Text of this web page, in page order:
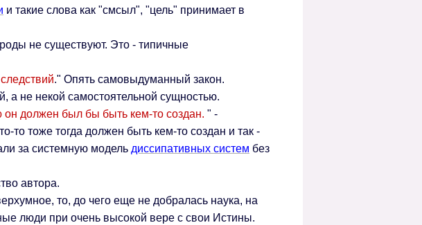
и такие слова как "смсыл", "цель" принимает в
не существуют. Это - типичные
." Опять самовыдуманный закон.
а не некой самостоятельной сущностью.
должен был бы быть кем-то создан. " -
то тоже тогда должен быть кем-то создан и так -
за системную модель диссипативных систем без
автора.
то, до чего еще не добралась наука, на
люди при очень высокой вере с свои Истины.